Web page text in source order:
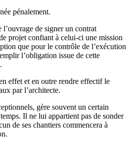
pénalement.
de signer un contrat
projet confiant à celui-ci une mission
que pour le contrôle de l’exécution
l’obligation issue de cette
effet et en outre rendre effectif le
par l’architecte.
gère souvent un certain
Il ne lui appartient pas de sonder
de ses chantiers commencera à